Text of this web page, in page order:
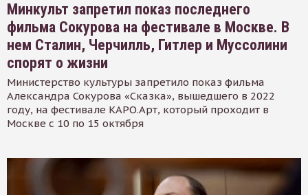
Минкульт запретил показ последнего
фильма Сокурова на фестивале в Москве. В
нем Сталин, Черчилль, Гитлер и Муссолини
спорят о жизни
Министерство культуры запретило показ фильма
Александра Сокурова «Сказка», вышедшего в 2022
году, на фестивале КАРО.Арт, который проходит в
Москве с 10 по 15 октября